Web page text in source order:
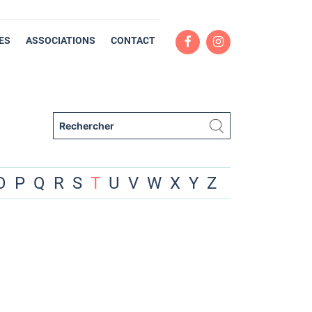
ASSOCIATIONS CONTACT
P Q R S T U V W X Y Z